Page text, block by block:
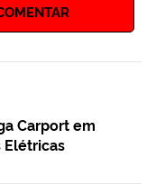
Carport em
Elétricas